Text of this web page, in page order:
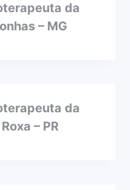
da
– MG
da
– PR